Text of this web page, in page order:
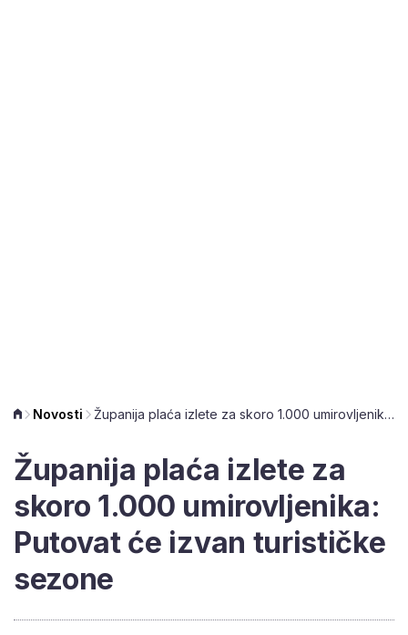
Novosti Županija plaća izlete za skoro 1.000 umirovljenika: Putovat će izvan turističke sezone
Županija plaća izlete za
skoro 1.000 umirovljenika:
Putovat će izvan turističke
sezone